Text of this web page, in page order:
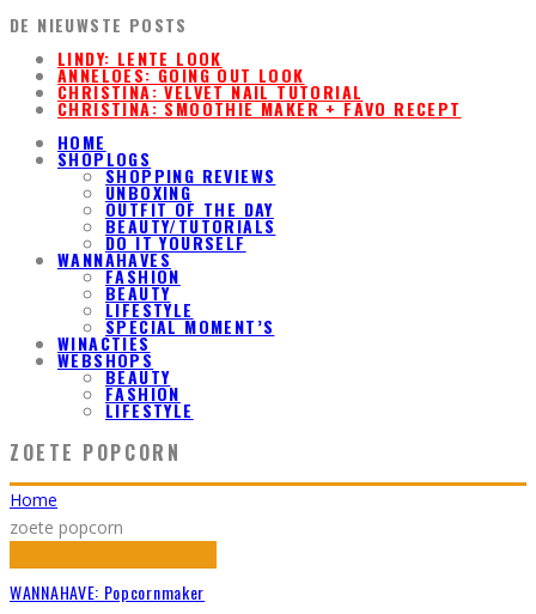
DE NIEUWSTE POSTS
LINDY: LENTE LOOK
ANNELOES: GOING OUT LOOK
CHRISTINA: VELVET NAIL TUTORIAL
CHRISTINA: SMOOTHIE MAKER + FAVO RECEPT
HOME
SHOPLOGS
SHOPPING REVIEWS
UNBOXING
OUTFIT OF THE DAY
BEAUTY/TUTORIALS
DO IT YOURSELF
WANNAHAVES
FASHION
BEAUTY
LIFESTYLE
SPECIAL MOMENT’S
WINACTIES
WEBSHOPS
BEAUTY
FASHION
LIFESTYLE
ZOETE POPCORN
Home
zoete popcorn
WANNAHAVE: Popcornmaker